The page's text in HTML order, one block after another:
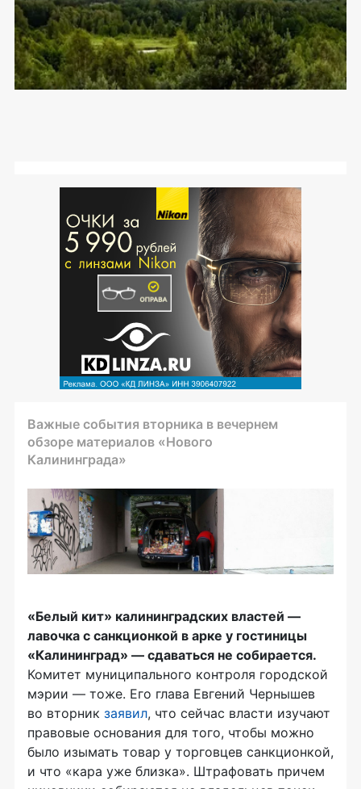
Важные события вторника в вечернем
обзоре материалов «Нового
Калининграда»
«Белый кит» калининградских властей —
лавочка с санкционкой в арке у гостиницы
«Калининград» — сдаваться не собирается.
Комитет муниципального контроля городской
мэрии — тоже. Его глава Евгений Чернышев
во вторник заявил, что сейчас власти изучают
правовые основания для того, чтобы можно
было изымать товар у торговцев санкционкой,
и что «кара уже близка». Штрафовать причем